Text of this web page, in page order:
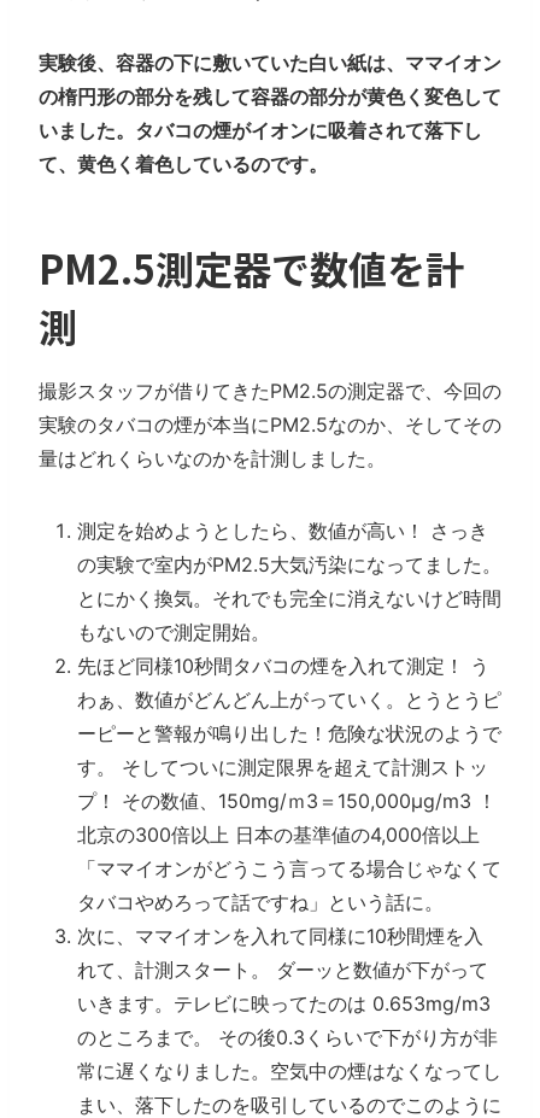
実験後、容器の下に敷いていた白い紙は、ママイオン
の楕円形の部分を残して容器の部分が黄色く変色して
いました。タバコの煙がイオンに吸着されて落下し
て、黄色く着色しているのです。
PM2.5測定器で数値を計
測
撮影スタッフが借りてきたPM2.5の測定器で、今回の
実験のタバコの煙が本当にPM2.5なのか、そしてその
量はどれくらいなのかを計測しました。
測定を始めようとしたら、数値が高い！ さっき
の実験で室内がPM2.5大気汚染になってました。
とにかく換気。それでも完全に消えないけど時間
もないので測定開始。
先ほど同様10秒間タバコの煙を入れて測定！ う
わぁ、数値がどんどん上がっていく。とうとうピ
ーピーと警報が鳴り出した！危険な状況のようで
す。 そしてついに測定限界を超えて計測ストッ
プ！ その数値、150mg/ｍ3＝150,000μg/m3 ！
北京の300倍以上 日本の基準値の4,000倍以上
「ママイオンがどうこう言ってる場合じゃなくて
タバコやめろって話ですね」という話に。
次に、ママイオンを入れて同様に10秒間煙を入
れて、計測スタート。 ダーッと数値が下がって
いきます。テレビに映ってたのは 0.653mg/m3
のところまで。 その後0.3くらいで下がり方が非
常に遅くなりました。空気中の煙はなくなってし
まい、落下したのを吸引しているのでこのように